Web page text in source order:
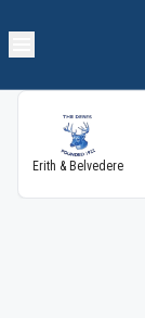
Erith & Belvedere